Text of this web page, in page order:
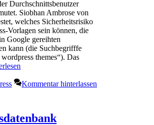
Durchschnittsbenutzer
Siobhan Ambrose von
welches Sicherheitsrisiko
Vorlagen sein können, die
Google gereihten
kann (die Suchbegrifffe
themes“). Das
Kommentar hinterlassen